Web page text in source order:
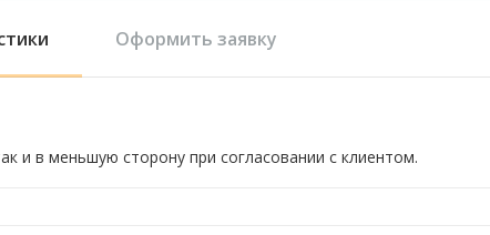
Оформить заявку
и в меньшую сторону при согласовании с клиентом.